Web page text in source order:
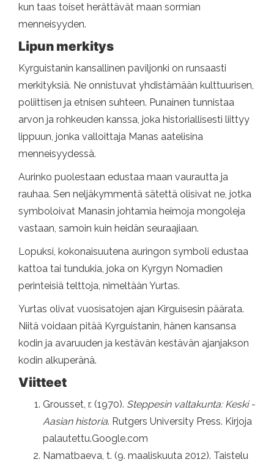
kun taas toiset herättävät maan sormian
menneisyyden.
Lipun merkitys
Kyrguistanin kansallinen paviljonki on runsaasti
merkityksiä. Ne onnistuvat yhdistämään kulttuurisen,
poliittisen ja etnisen suhteen. Punainen tunnistaa
arvon ja rohkeuden kanssa, joka historiallisesti liittyy
lippuun, jonka valloittaja Manas aatelisina
menneisyydessä.
Aurinko puolestaan ​​edustaa maan vaurautta ja
rauhaa. Sen neljäkymmentä sätettä olisivat ne, jotka
symboloivat Manasin johtamia heimoja mongoleja
vastaan, samoin kuin heidän seuraajiaan.
Lopuksi, kokonaisuutena auringon symboli edustaa
kattoa tai tundukia, joka on Kyrgyn Nomadien
perinteisiä telttoja, nimeltään Yurtas.
Yurtas olivat vuosisatojen ajan Kirguisesin päärata.
Niitä voidaan pitää Kyrguistanin, hänen kansansa
kodin ja avaruuden ja kestävän kestävän ajanjakson
kodin alkuperänä.
Viitteet
Grousset, r. (1970). Steppesin valtakunta: Keski -
Aasian historia. Rutgers University Press. Kirjoja
palautettu.Google.com
Namatbaeva, t. (9. maaliskuuta 2012). Taistelu